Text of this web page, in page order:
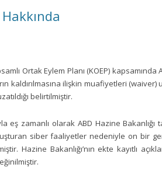
Ortak Eylem Planı (KOEP) kapsamında
kaldırılmasına ilişkin muafiyetleri
belirtilmiştir.
eş zamanlı olarak ABD Hazine
siber faaliyetler nedeniyle on bir
Hazine Bakanlığı’nın ekte kayıtlı